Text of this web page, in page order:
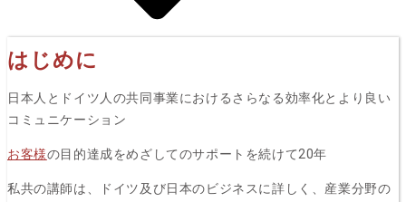
はじめに
日本人とドイツ人の共同事業におけるさらなる効率化とより良い
コミュニケーション
お客様の目的達成をめざしてのサポートを続けて20年
私共の講師は、ドイツ及び日本のビジネスに詳しく、産業分野の